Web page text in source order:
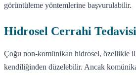
görüntüleme yöntemlerine başvurulabilir.
Hidrosel Cerrahi Tedavisi
Çoğu non-komünikan hidrosel, özellikle
kendiliğinden düzelebilir. Ancak